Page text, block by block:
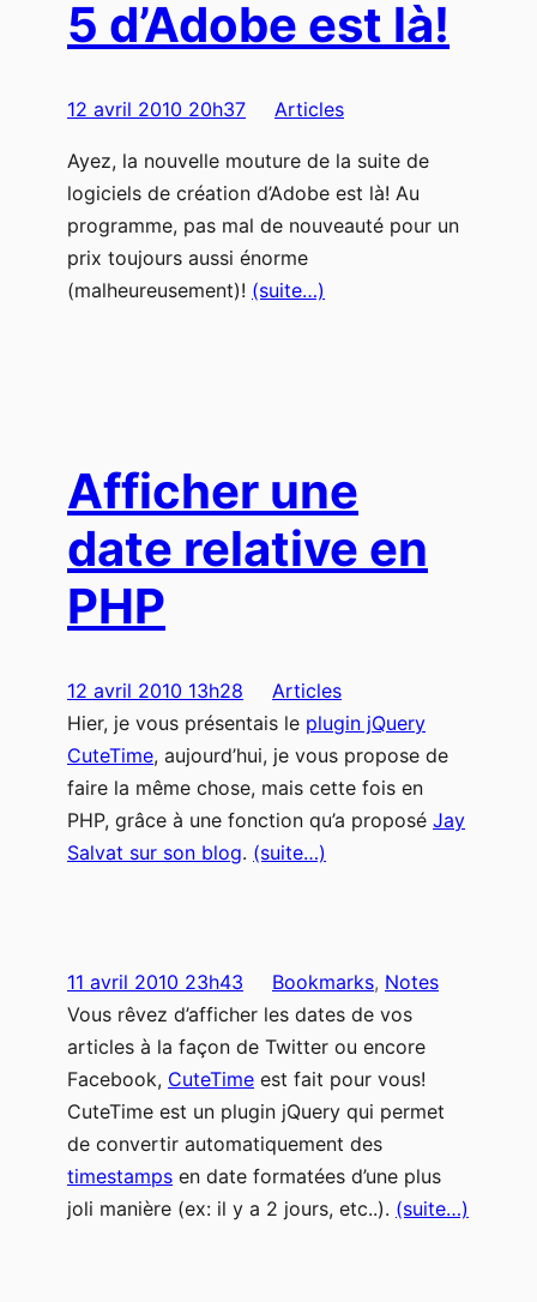
5 d’Adobe est là!
12 avril 2010 20h37 Articles
Ayez, la nouvelle mouture de la suite de
logiciels de création d’Adobe est là! Au
programme, pas mal de nouveauté pour un
prix toujours aussi énorme
(malheureusement)! (suite…)
Afficher une
date relative en
PHP
12 avril 2010 13h28
Articles
Hier, je vous présentais le plugin jQuery
CuteTime, aujourd’hui, je vous propose de
faire la même chose, mais cette fois en
PHP, grâce à une fonction qu’a proposé Jay
Salvat sur son blog. (suite…)
11 avril 2010 23h43 Bookmarks, Notes
Vous rêvez d’afficher les dates de vos
articles à la façon de Twitter ou encore
Facebook, CuteTime est fait pour vous!
CuteTime est un plugin jQuery qui permet
de convertir automatiquement des
timestamps en date formatées d’une plus
joli manière (ex: il y a 2 jours, etc..). (suite…)